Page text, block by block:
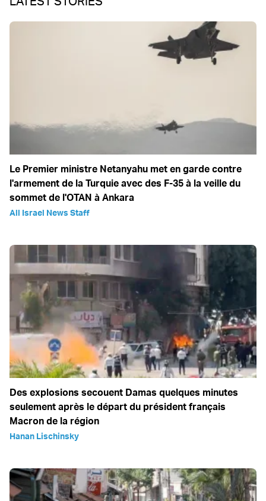
Le Premier ministre Netanyahu met en garde contre
l'armement de la Turquie avec des F-35 à la veille du
sommet de l'OTAN à Ankara
All Israel News Staff
Des explosions secouent Damas quelques minutes
seulement après le départ du président français
Macron de la région
Hanan Lischinsky